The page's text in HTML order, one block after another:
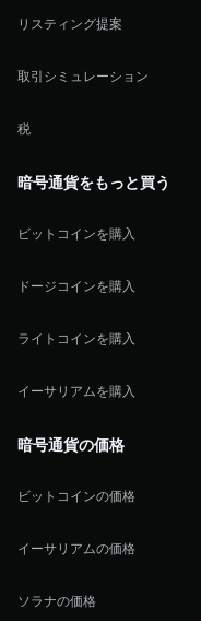
リスティング提案
取引シミュレーション
税
暗号通貨をもっと買う
ビットコインを購入
ドージコインを購入
ライトコインを購入
イーサリアムを購入
暗号通貨の価格
ビットコインの価格
イーサリアムの価格
ソラナの価格